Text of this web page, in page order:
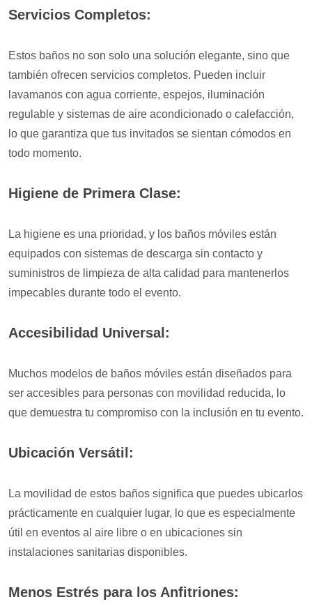
Servicios Completos:
Estos baños no son solo una solución elegante, sino que
también ofrecen servicios completos. Pueden incluir
lavamanos con agua corriente, espejos, iluminación
regulable y sistemas de aire acondicionado o calefacción,
lo que garantiza que tus invitados se sientan cómodos en
todo momento.
Higiene de Primera Clase:
La higiene es una prioridad, y los baños móviles están
equipados con sistemas de descarga sin contacto y
suministros de limpieza de alta calidad para mantenerlos
impecables durante todo el evento.
Accesibilidad Universal:
Muchos modelos de baños móviles están diseñados para
ser accesibles para personas con movilidad reducida, lo
que demuestra tu compromiso con la inclusión en tu evento.
Ubicación Versátil:
La movilidad de estos baños significa que puedes ubicarlos
prácticamente en cualquier lugar, lo que es especialmente
útil en eventos al aire libre o en ubicaciones sin
instalaciones sanitarias disponibles.
Menos Estrés para los Anfitriones: